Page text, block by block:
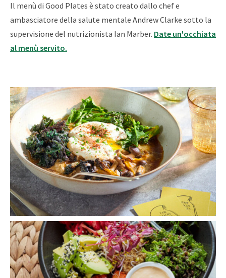
Il menù di Good Plates è stato creato dallo chef e
ambasciatore della salute mentale Andrew Clarke sotto la
supervisione del nutrizionista Ian Marber. Date un'occhiata
al menù servito.